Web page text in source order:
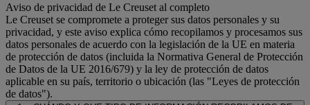
Aviso de privacidad de Le Creuset al completo
Le Creuset se compromete a proteger sus datos personales y su
privacidad, y este aviso explica cómo recopilamos y procesamos sus
datos personales de acuerdo con la legislación de la UE en materia
de protección de datos (incluida la Normativa General de Protección
de Datos de la UE 2016/679) y la ley de protección de datos
aplicable en su país, territorio o ubicación (las "Leyes de protección
de datos").